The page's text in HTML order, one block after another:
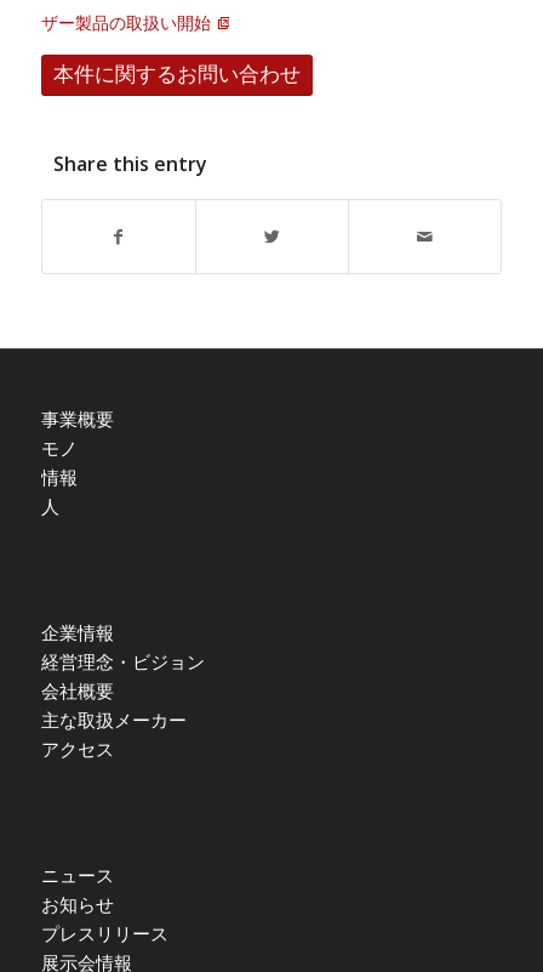
ザー製品の取扱い開始
本件に関するお問い合わせ
Share this entry
事業概要
モノ
情報
人
企業情報
経営理念・ビジョン
会社概要
主な取扱メーカー
アクセス
ニュース
お知らせ
プレスリリース
展示会情報